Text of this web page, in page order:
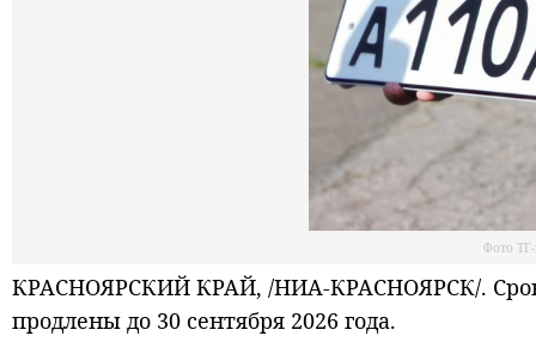
Фото
КРАСНОЯРСКИЙ КРАЙ, /НИА-КРАСНОЯРСК/.
продлены до 30 сентября 2026 года.